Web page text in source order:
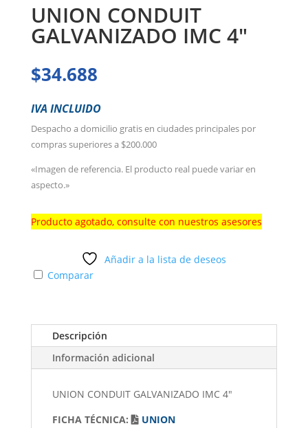
UNION CONDUIT
GALVANIZADO IMC 4″
$34.688
IVA INCLUIDO
Despacho a domicilio gratis en ciudades principales por
compras superiores a $200.000
«Imagen de referencia. El producto real puede variar en
aspecto.»
Producto agotado, consulte con nuestros asesores
Añadir a la lista de deseos
Comparar
Descripción
Información adicional
UNION CONDUIT GALVANIZADO IMC 4"
FICHA TÉCNICA:
UNION